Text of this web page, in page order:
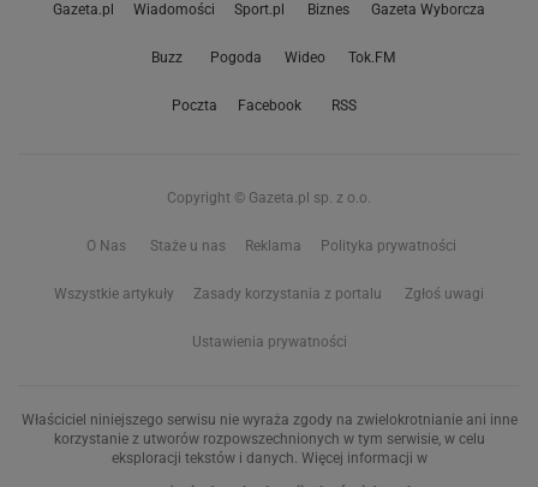
Gazeta.pl Wiadomości Sport.pl Biznes Gazeta Wyborcza
Buzz Pogoda Wideo Tok.FM
Poczta Facebook RSS
Copyright © Gazeta.pl sp. z o.o.
O Nas Staże u nas Reklama Polityka prywatności
Wszystkie artykuły Zasady korzystania z portalu Zgłoś uwagi
Ustawienia prywatności
Właściciel niniejszego serwisu nie wyraża zgody na zwielokrotnianie ani inne
korzystanie z utworów rozpowszechnionych w tym serwisie, w celu
eksploracji tekstów i danych. Więcej informacji w